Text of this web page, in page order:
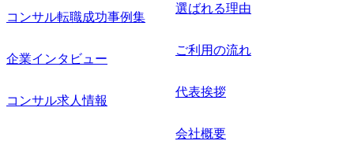
コンサル転職成功事例集
企業インタビュー
コンサル求人情報
選ばれる理由
ご利用の流れ
代表挨拶
会社概要